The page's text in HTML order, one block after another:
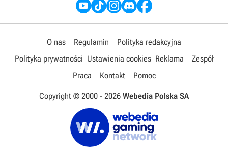
O nas Regulamin
Polityka redakcyjna
Polityka prywatności Ustawienia cookies Reklama
Zespół
Praca
Kontakt Pomoc
Copyright © 2000 - 2026 Webedia Polska SA